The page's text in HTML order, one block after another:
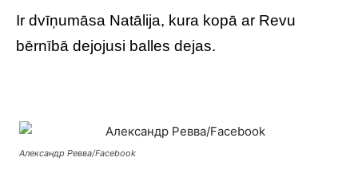
Ir dvīņumāsa Natālija, kura kopā ar Revu
bērnībā dejojusi balles dejas.
Александр Ревва/Facebook